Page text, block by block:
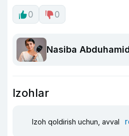
0 0
Nasiba
Izohlar
Izoh qoldirish uchun, avval